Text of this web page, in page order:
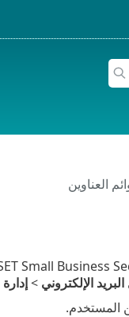
العناوين
الإلكتروني >
المستخدم.